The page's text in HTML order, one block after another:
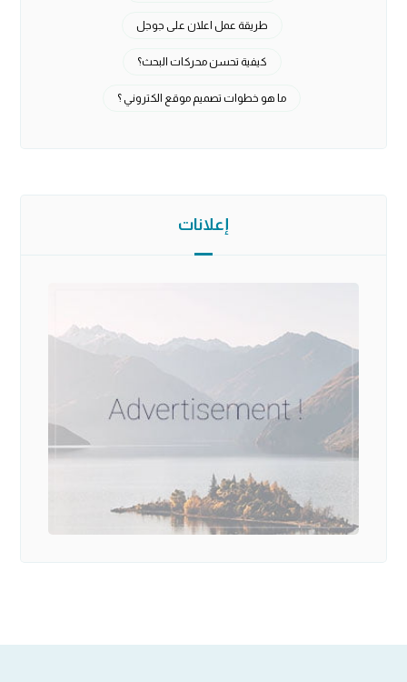
طريقة عمل اعلان على جوجل
كيفية تحسن محركات البحث؟
ما هو خطوات تصميم موقع الكتروني ؟
إعلانات